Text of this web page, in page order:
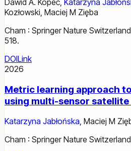
Kozłowski Maciej M Zięba
Cham : Springer Nature
518.
DOILink
2026
Metric learning approach
using multi-sensor satellite
Katarzyna Jabłońska, Maciej M
Cham : Springer Nature